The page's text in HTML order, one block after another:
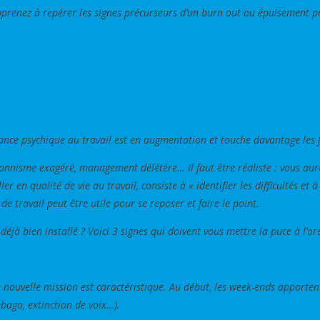
à repérer les signes précurseurs d’un burn out ou épuisement
psychique au travail est en augmentation et touche davantage
exagéré, management délétère… Il faut être réaliste : vous
en qualité de vie au travail, consiste à « identifier les difficultés et
travail peut être utile pour se reposer et faire le point.
bien installé ? Voici 3 signes qui doivent vous mettre la puce à
mission est caractéristique. Au début, les week-ends
extinction de voix…).